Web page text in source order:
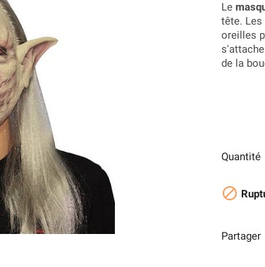
Le
tête. Les
oreilles
de la
Quantité

Partager